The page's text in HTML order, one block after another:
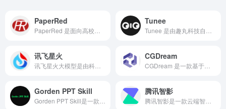
PaperRed Tunee
讯飞星火 CGDream
Gorden PPT Skill 腾讯智影